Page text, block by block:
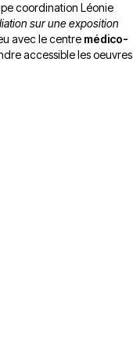
coordination Léonie
sur une exposition
avec le centre médico-
accessible les oeuvres